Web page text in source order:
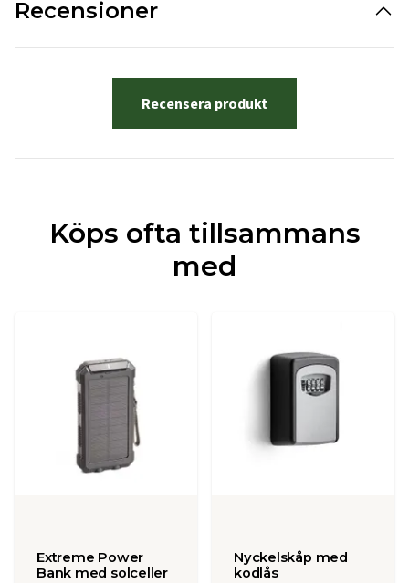
Recensioner
Recensera produkt
Köps ofta tillsammans
med
Extreme Power
Bank med solceller
Nyckelskåp med
kodlås